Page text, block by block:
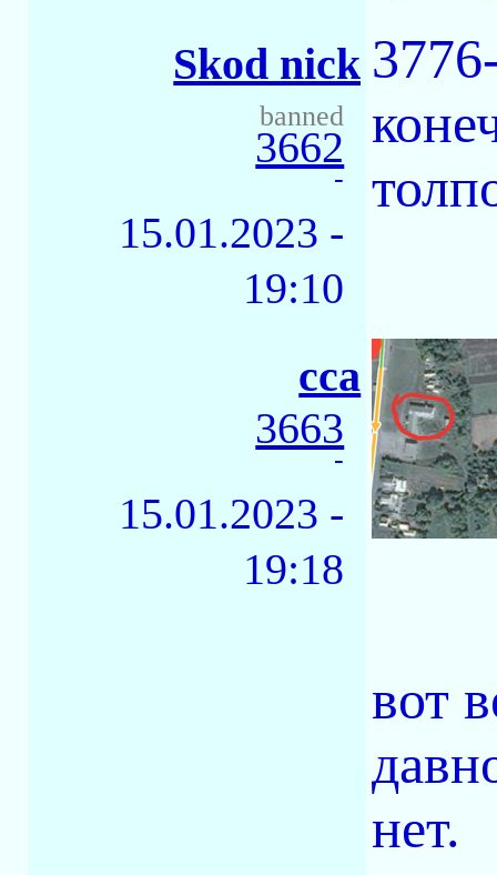
Skod nick
banned
3662
-
15.01.2023 -
19:10
сса
3663
-
15.01.2023 -
19:18
вот
нет.